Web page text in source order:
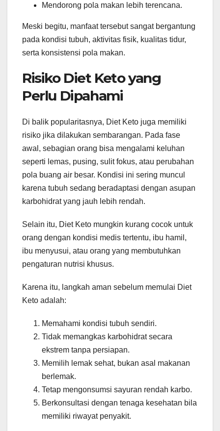
Mendorong pola makan lebih terencana.
Meski begitu, manfaat tersebut sangat bergantung
pada kondisi tubuh, aktivitas fisik, kualitas tidur,
serta konsistensi pola makan.
Risiko Diet Keto yang
Perlu Dipahami
Di balik popularitasnya, Diet Keto juga memiliki
risiko jika dilakukan sembarangan. Pada fase
awal, sebagian orang bisa mengalami keluhan
seperti lemas, pusing, sulit fokus, atau perubahan
pola buang air besar. Kondisi ini sering muncul
karena tubuh sedang beradaptasi dengan asupan
karbohidrat yang jauh lebih rendah.
Selain itu, Diet Keto mungkin kurang cocok untuk
orang dengan kondisi medis tertentu, ibu hamil,
ibu menyusui, atau orang yang membutuhkan
pengaturan nutrisi khusus.
Karena itu, langkah aman sebelum memulai Diet
Keto adalah:
Memahami kondisi tubuh sendiri.
Tidak memangkas karbohidrat secara
ekstrem tanpa persiapan.
Memilih lemak sehat, bukan asal makanan
berlemak.
Tetap mengonsumsi sayuran rendah karbo.
Berkonsultasi dengan tenaga kesehatan bila
memiliki riwayat penyakit.